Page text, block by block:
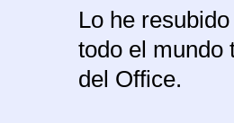
Lo he
todo el mundo
del Office.